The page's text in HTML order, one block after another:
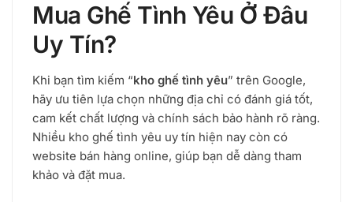
Mua Ghế Tình Yêu Ở Đâu
Uy Tín?
Khi bạn tìm kiếm “kho ghế tình yêu” trên Google,
hãy ưu tiên lựa chọn những địa chỉ có đánh giá tốt,
cam kết chất lượng và chính sách bảo hành rõ ràng.
Nhiều kho ghế tình yêu uy tín hiện nay còn có
website bán hàng online, giúp bạn dễ dàng tham
khảo và đặt mua.